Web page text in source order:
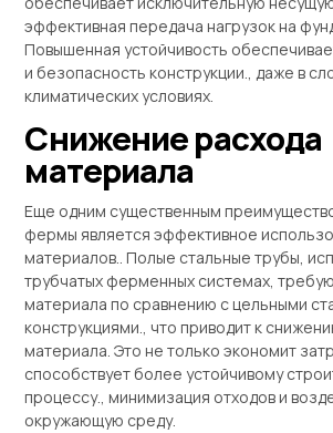
эффективная передача нагрузок на
Повышенная устойчивость
и безопасность конструкции., даже в
климатических условиях.
Снижение расхода
материала
Еще одним существенным
фермы является эффективное
материалов.. Полые стальные трубы,
трубчатых ферменных системах,
материала по сравнению с цельными
конструкциями., что приводит к
материала. Это не только экономит
способствует более устойчивому
процессу., минимизация отходов и
окружающую среду.